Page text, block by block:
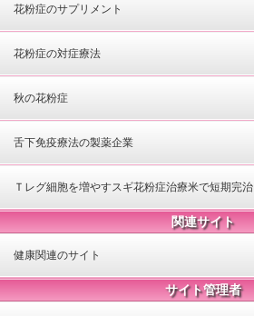
花粉症のサプリメント
花粉症の対症療法
秋の花粉症
舌下免疫療法の製薬企業
Ｔレグ細胞を増やすスギ花粉症治療米で短期完治
関連サイト
健康関連のサイト
サイト管理者